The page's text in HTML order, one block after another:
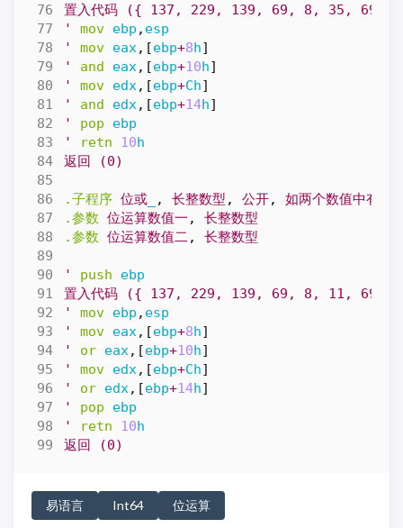
置入代码
({ 137, 229, 139, 69, 8, 35, 69,
'
mov ebp , esp
'
mov eax,[ebp+8h]
'
and eax,[ebp+10h]
'
mov edx,[ebp+Ch]
'
and edx,[ebp+14h]
'
pop
ebp
'
retn 10h
返回
(0)
.子程序 位或 , 长整数型 , 公开,
如两个数值中有一
.参数 位运算数值一 ,
长整数型
.参数 位运算数值二, 长整数型
' push
ebp
置入代码
({ 137, 229, 139, 69, 8, 11, 69,
'
mov ebp , esp
'
mov eax,[ebp+8h]
'
or eax,[ebp+10h]
'
mov edx,[ebp+Ch]
'
or edx,[ebp+14h]
'
pop
ebp
'
retn 10h
返回
(0)
易语言 Int64 位运算